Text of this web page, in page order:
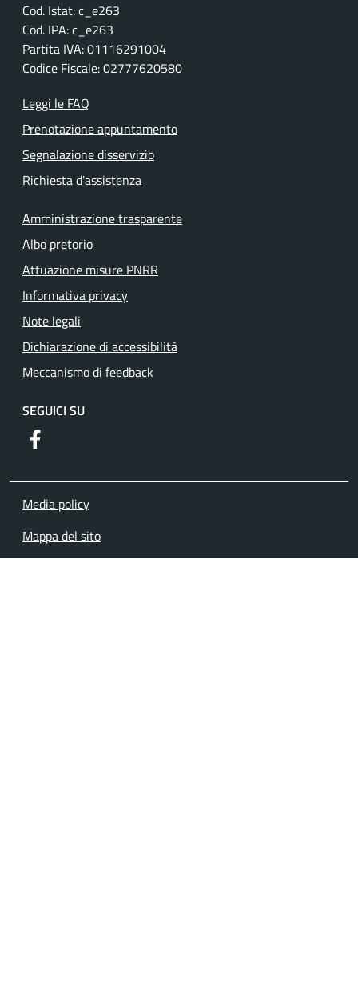
Cod. Istat: c_e263
Cod. IPA: c_e263
Partita IVA: 01116291004
Codice Fiscale: 02777620580
Leggi le FAQ
Prenotazione appuntamento
Segnalazione disservizio
Richiesta d'assistenza
Amministrazione trasparente
Albo pretorio
Attuazione misure PNRR
Informativa privacy
Note legali
Dichiarazione di accessibilità
Meccanismo di feedback
SEGUICI SU
Media policy
Mappa del sito